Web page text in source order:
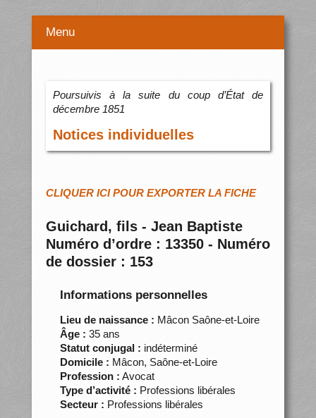
Menu
Poursuivis à la suite du coup d’État de
décembre 1851
Notices individuelles
CLIQUER ICI POUR EXPORTER LA FICHE
Guichard, fils - Jean Baptiste
Numéro d’ordre : 13350 - Numéro
de dossier : 153
Informations personnelles
Lieu de naissance : Mâcon Saône-et-Loire
Âge : 35 ans
Statut conjugal : indéterminé
Domicile : Mâcon, Saône-et-Loire
Profession : Avocat
Type d’activité : Professions libérales
Secteur : Professions libérales